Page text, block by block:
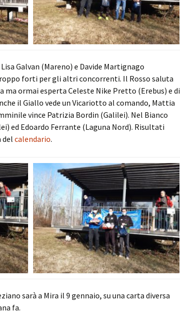
Galvan (Mareno) e Davide Martignago
forti per gli altri concorrenti. Il Rosso saluta
ma ormai esperta Celeste Nike Pretto (Erebus) e di
il Giallo vede un Vicariotto al comando, Mattia
vince Patrizia Bordin (Galilei). Nel Bianco
ed Edoardo Ferrante (Laguna Nord). Risultati
delcalendario.
sarà a Mira il 9 gennaio, su una carta diversa
fa.